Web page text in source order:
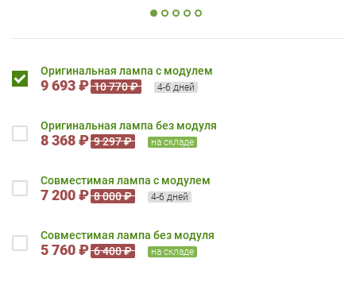
Оригинальная лампа с модулем
9 693 ₽ 10 770 ₽ 4-6 дней
Оригинальная лампа без модуля
8 368 ₽ 9 297 ₽ на складе
Совместимая лампа с модулем
7 200 ₽ 8 000 ₽ 4-6 дней
Совместимая лампа без модуля
5 760 ₽ 6 400 ₽ на складе